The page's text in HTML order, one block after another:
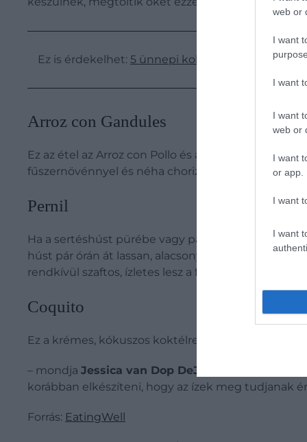
web or
I want
I want
I want
web or
I want
or app.
I want
I want
Ez is érdekelhet: 5 ünnepi koktél recept a
Arroz con Gandules
Ez az étel az Arroz con Pollo és az Asapao de
fűszernövénnyel és néha chorizóval vagy füstölt
Pernil
Ha a sertéshúst pürébe vagy pasztába pácoljuk
húst pár órán át lassan, alacsony hőfokon sütjük a
rendkívül szaftos, ízletes lesz a fent említett rizs
Coquito
Ez a krémes, kókuszos koktélrecept „a Puerto
– mondja Jessica van Dop DeJesus
, az
korábban elkészíteni, hogy az ízek meg tudjanak
Forrás: EatingWell